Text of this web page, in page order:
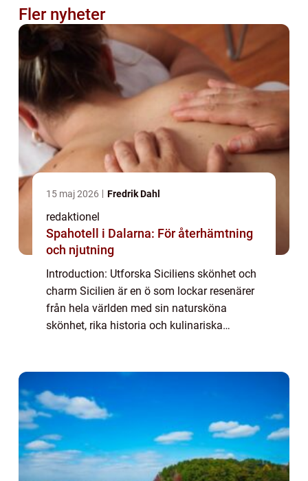
Fler nyheter
15 maj 2026 Fredrik Dahl
redaktionel
Spahotell i Dalarna: För återhämtning
och njutning
Introduction: Utforska Siciliens skönhet och
charm Sicilien är en ö som lockar resenärer
från hela världen med sin natursköna
skönhet, rika historia och kulinariska